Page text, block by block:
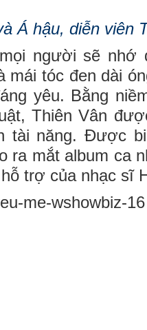
Á hậu, diễn viên
người sẽ nhớ
mái tóc đen dài
yêu. Bằng
Thiên Vân
tài năng. Được
ra mắt album ca
trợ của nhạc sĩ